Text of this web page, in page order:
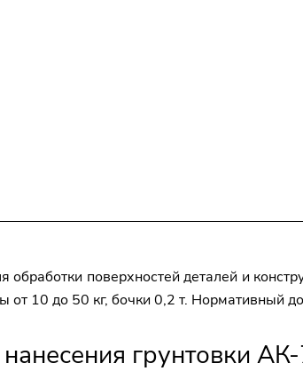
поверхностей деталей и
10 до 50 кг, бочки 0,2 т. Нормативный
грунтовки